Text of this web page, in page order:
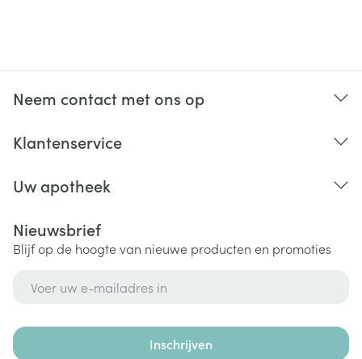
Neem contact met ons op
Klantenservice
Uw apotheek
Nieuwsbrief
Blijf op de hoogte van nieuwe producten en promoties
Inschrijven